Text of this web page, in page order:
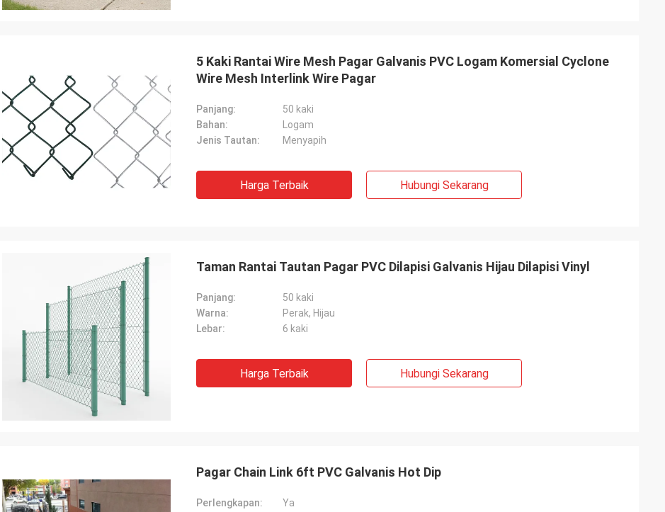
5 Kaki Rantai Wire Mesh Pagar Galvanis PVC Logam Komersial Cyclone
Wire Mesh Interlink Wire Pagar
Panjang:
50 kaki
Bahan:
Logam
Jenis Tautan:
Menyapih
Harga Terbaik Hubungi Sekarang
Taman Rantai Tautan Pagar PVC Dilapisi Galvanis Hijau Dilapisi Vinyl
Panjang:
50 kaki
Warna:
Perak, Hijau
Lebar:
6 kaki
Harga Terbaik Hubungi Sekarang
Pagar Chain Link 6ft PVC Galvanis Hot Dip
Perlengkapan:
Ya